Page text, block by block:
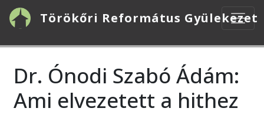
Ugrás
tartalomra
Törökőri Református Gyülekezet
Dr. Ónodi Szabó Ádám:
Ami elvezetett a hithez